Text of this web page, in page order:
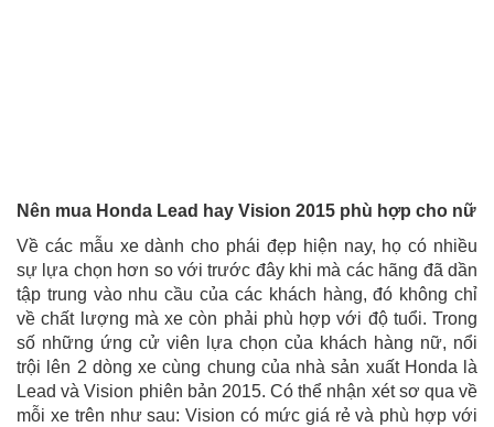
Nên mua Honda Lead hay Vision 2015 phù hợp cho nữ
Về các mẫu xe dành cho phái đẹp hiện nay, họ có nhiều
sự lựa chọn hơn so với trước đây khi mà các hãng đã dần
tập trung vào nhu cầu của các khách hàng, đó không chỉ
về chất lượng mà xe còn phải phù hợp với độ tuổi. Trong
số những ứng cử viên lựa chọn của khách hàng nữ, nổi
trội lên 2 dòng xe cùng chung của nhà sản xuất Honda là
Lead và Vision phiên bản 2015. Có thể nhận xét sơ qua về
mỗi xe trên như sau: Vision có mức giá rẻ và phù hợp với